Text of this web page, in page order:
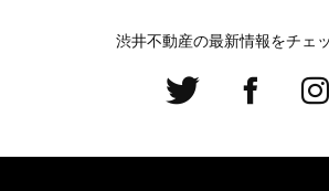
渋井不動産の最新情報をチェ